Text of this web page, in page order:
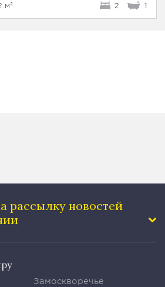
м² 2 1
рассылку новостей
Замоскворечье